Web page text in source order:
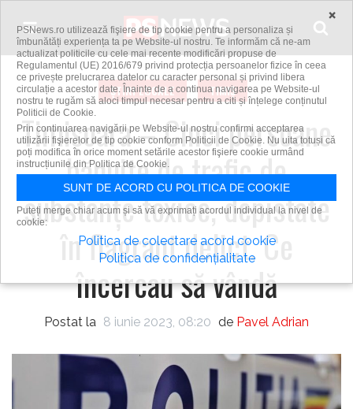
ȘTIRI LOCALE TIMIȘ
Timişoara – Cinci persoane
bănuite de trafic de
substanţe toxice, depistate
în flagrant delict. Ce
încercau să vândă
Postat la 8 iunie 2023, 08:20 de Pavel Adrian
×
PSNews.ro utilizează fişiere de tip cookie pentru a personaliza și
îmbunătăți experiența ta pe Website-ul nostru. Te informăm că ne-am
actualizat politicile cu cele mai recente modificări propuse de
Regulamentul (UE) 2016/679 privind protecția persoanelor fizice în ceea
ce privește prelucrarea datelor cu caracter personal și privind libera
circulație a acestor date. Înainte de a continua navigarea pe Website-ul
nostru te rugăm să aloci timpul necesar pentru a citi și înțelege conținutul
Politicii de Cookie.
Prin continuarea navigării pe Website-ul nostru confirmi acceptarea
utilizării fişierelor de tip cookie conform Politicii de Cookie. Nu uita totuși că
poți modifica în orice moment setările acestor fişiere cookie urmând
instrucțiunile din Politica de Cookie.
SUNT DE ACORD CU POLITICA DE COOKIE
Puteți merge chiar acum și să vă exprimați acordul individual la nivel de
cookie:
Politica de colectare acord cookie
Politica de confidențialitate